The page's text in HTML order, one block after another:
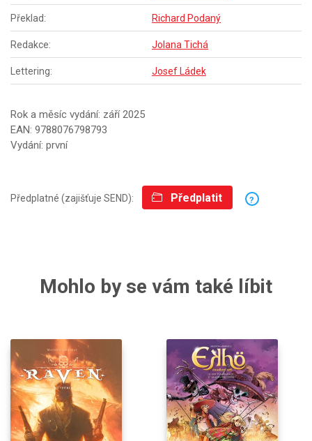
Překlad: Richard Podaný
Redakce: Jolana Tichá
Lettering: Josef Ládek
Rok a měsíc vydání: září 2025
EAN: 9788076798793
Vydání: první
Předplatné (zajišťuje SEND): Předplatit ?
Mohlo by se vám také líbit